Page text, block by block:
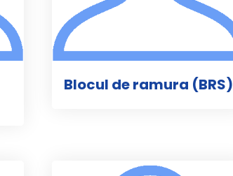
Blocul de ramura (BRS)